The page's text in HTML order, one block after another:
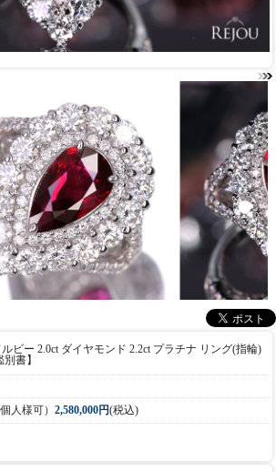
ビー 2.0ct ダイヤモンド 2.2ct プラチナ リング(指輪)
書】
人様可） 2,580,000円(税込)